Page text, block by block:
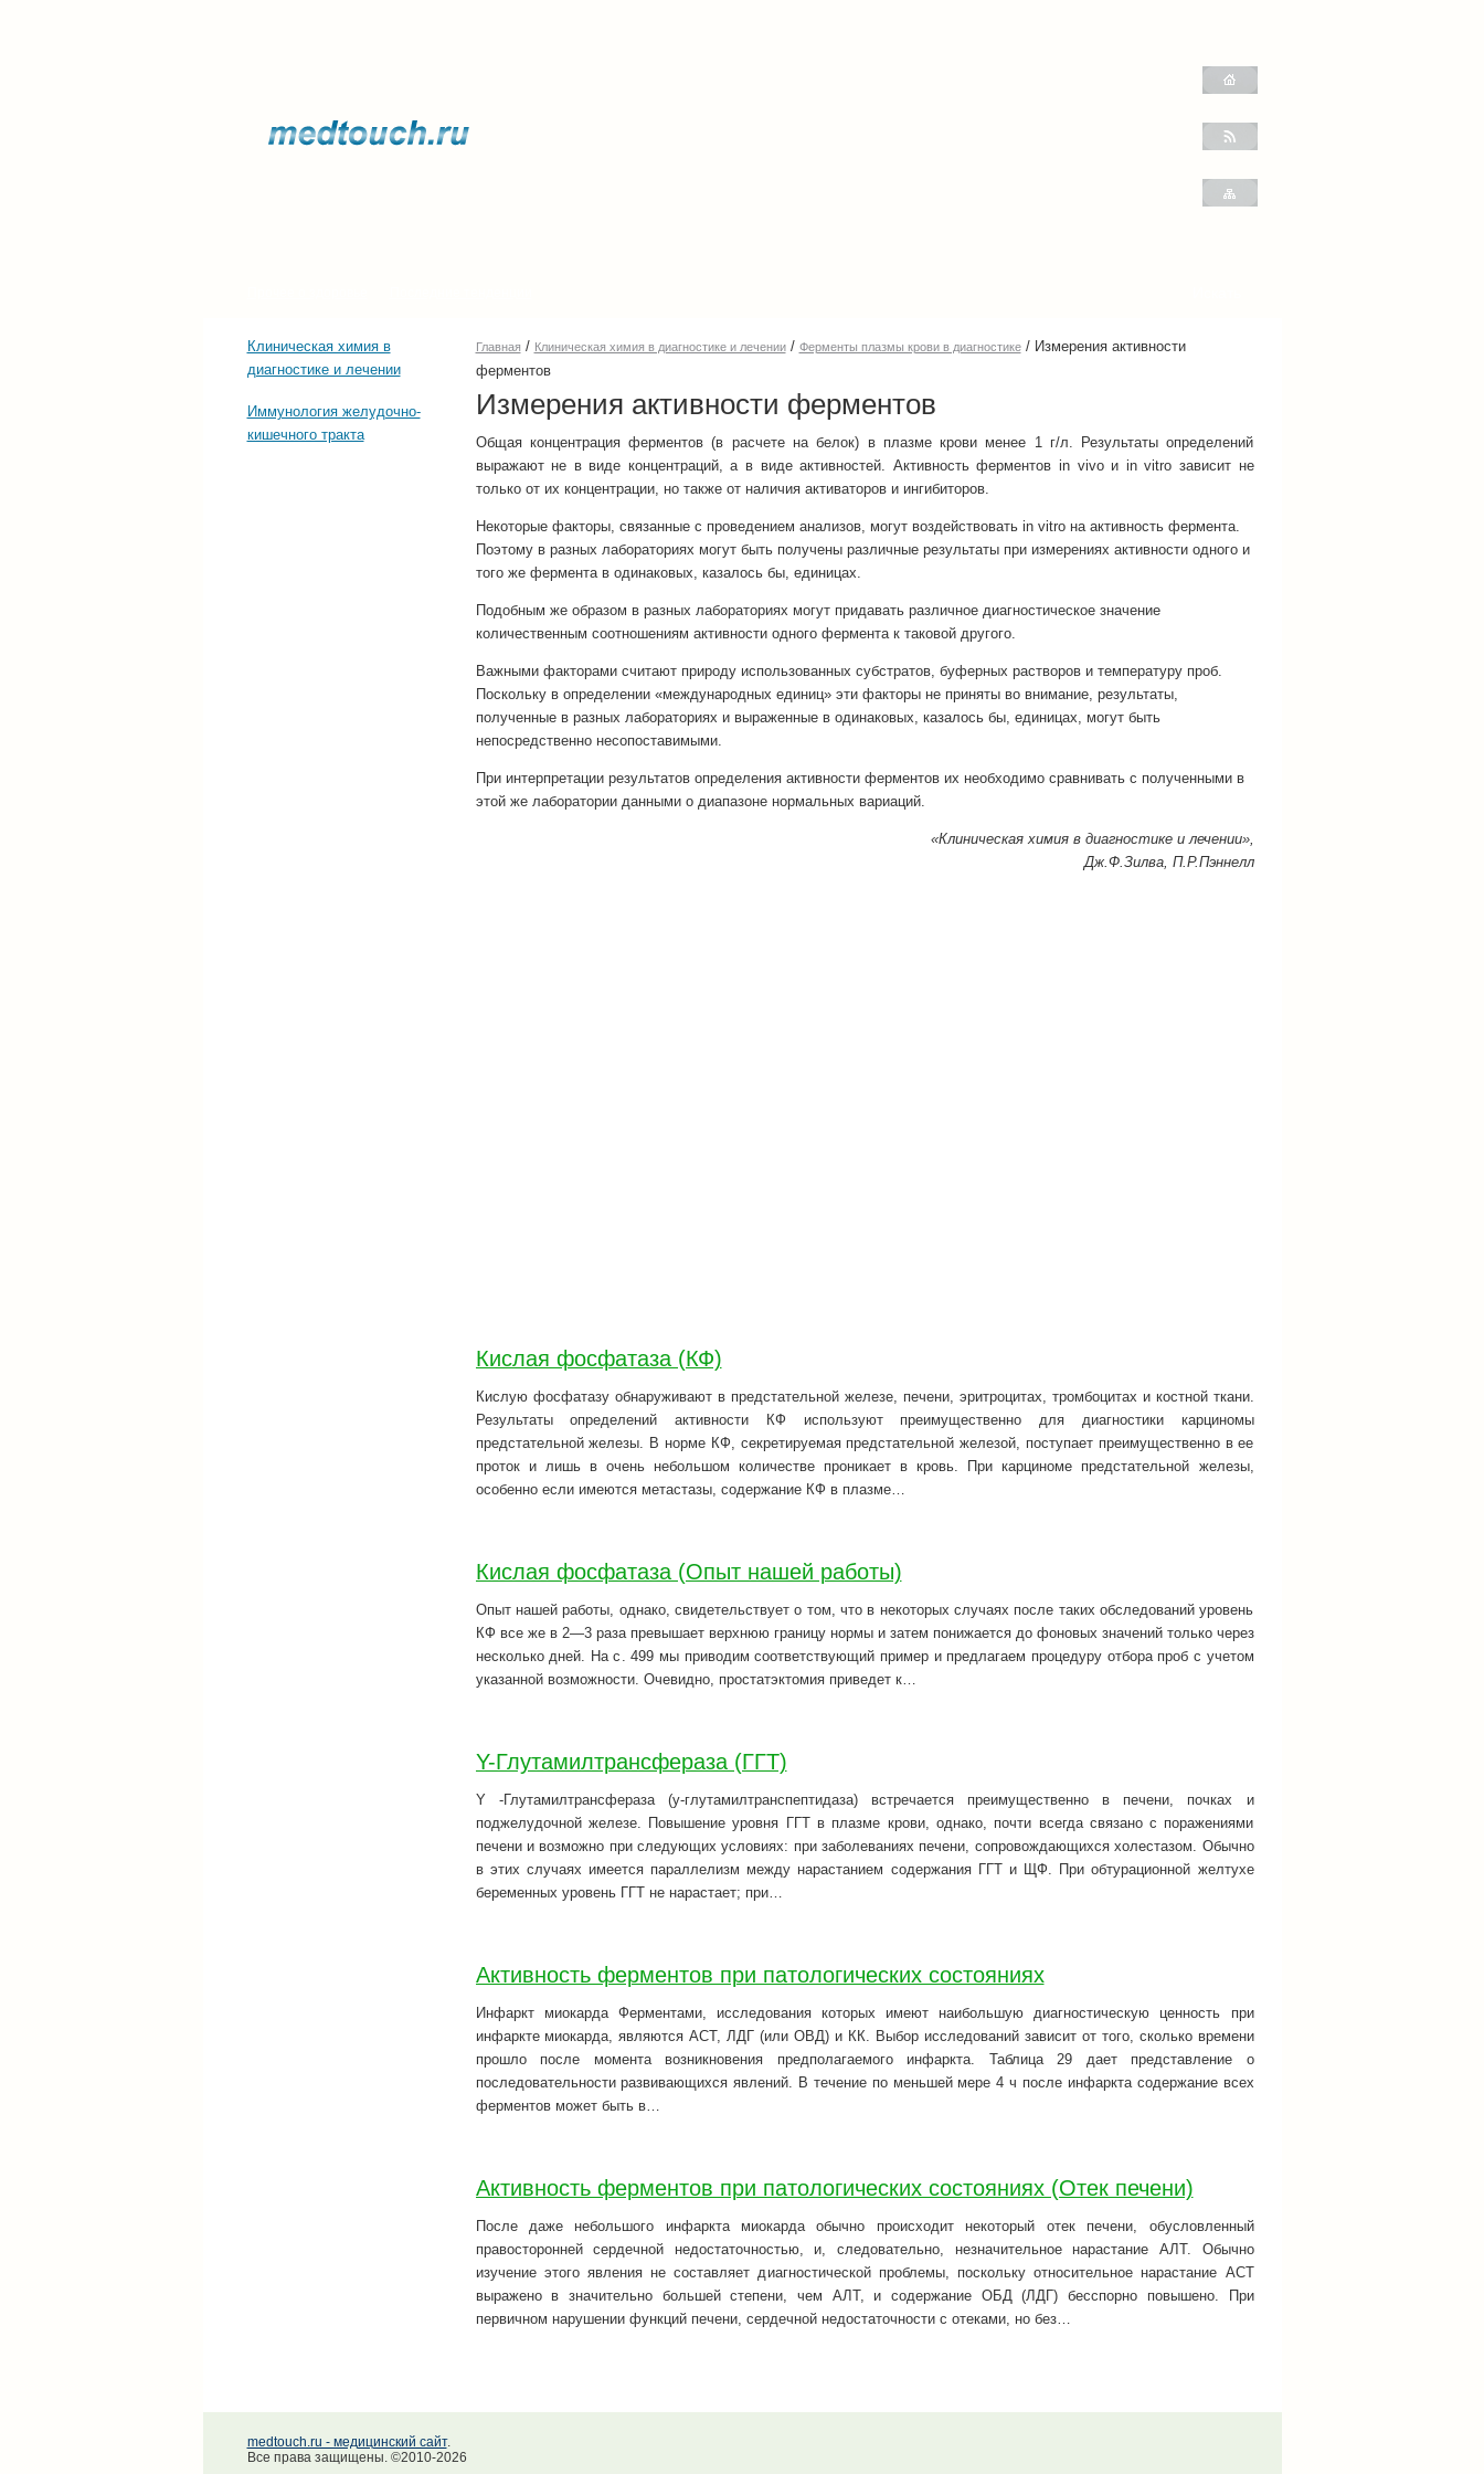
Клиническая химия в
диагностике и лечении
Иммунология желудочно-
кишечного тракта
Главная / Клиническая химия в диагностике и лечении/ Ферменты плазмы крови в диагностике/ Измерения активности
ферментов
Измерения активности ферментов
Общая концентрация ферментов (в расчете на белок) в плазме крови менее 1 г/л. Результаты определений
выражают не в виде концентраций, а в виде активностей. Активность ферментов in vivo и in vitro зависит не
только от их концентрации, но также от наличия активаторов и ингибиторов.
Некоторые факторы, связанные с проведением анализов, могут воздействовать in vitro на активность фермента.
Поэтому в разных лабораториях могут быть получены различные результаты при измерениях активности одного и
того же фермента в одинаковых, казалось бы, единицах.
Подобным же образом в разных лабораториях могут придавать различное диагностическое значение
количественным соотношениям активности одного фермента к таковой другого.
Важными факторами считают природу использованных субстратов, буферных растворов и температуру проб.
Поскольку в определении «международных единиц» эти факторы не приняты во внимание, результаты,
полученные в разных лабораториях и выраженные в одинаковых, казалось бы, единицах, могут быть
непосредственно несопоставимыми.
При интерпретации результатов определения активности ферментов их необходимо сравнивать с полученными в
этой же лаборатории данными о диапазоне нормальных вариаций.
«Клиническая химия в диагностике и лечении»,
Дж.Ф.Зилва, П.Р.Пэннелл
Кислая фосфатаза (КФ)
Кислую фосфатазу обнаруживают в предстательной железе, печени, эритроцитах, тромбоцитах и костной ткани.
Результаты определений активности КФ используют преимущественно для диагностики карциномы
предстательной железы. В норме КФ, секретируемая предстательной железой, поступает преимущественно в ее
проток и лишь в очень небольшом количестве проникает в кровь. При карциноме предстательной железы,
особенно если имеются метастазы, содержание КФ в плазме…
Кислая фосфатаза (Опыт нашей работы)
Опыт нашей работы, однако, свидетельствует о том, что в некоторых случаях после таких обследований уровень
КФ все же в 2—3 раза превышает верхнюю границу нормы и затем понижается до фоновых значений только через
несколько дней. На с. 499 мы приводим соответствующий пример и предлагаем процедуру отбора проб с учетом
указанной возможности. Очевидно, простатэктомия приведет к…
Y-Глутамилтрансфераза (ГГТ)
Y -Глутамилтрансфераза (у-глутамилтранспептидаза) встречается преимущественно в печени, почках и
поджелудочной железе. Повышение уровня ГГТ в плазме крови, однако, почти всегда связано с поражениями
печени и возможно при следующих условиях: при заболеваниях печени, сопровождающихся холестазом. Обычно
в этих случаях имеется параллелизм между нарастанием содержания ГГТ и ЩФ. При обтурационной желтухе
беременных уровень ГГТ не нарастает; при…
Активность ферментов при патологических состояниях
Инфаркт миокарда Ферментами, исследования которых имеют наибольшую диагностическую ценность при
инфаркте миокарда, являются ACT, ЛДГ (или ОВД) и КК. Выбор исследований зависит от того, сколько времени
прошло после момента возникновения предполагаемого инфаркта. Таблица 29 дает представление о
последовательности развивающихся явлений. В течение по меньшей мере 4 ч после инфаркта содержание всех
ферментов может быть в…
Активность ферментов при патологических состояниях (Отек печени)
После даже небольшого инфаркта миокарда обычно происходит некоторый отек печени, обусловленный
правосторонней сердечной недостаточностью, и, следовательно, незначительное нарастание АЛТ. Обычно
изучение этого явления не составляет диагностической проблемы, поскольку относительное нарастание ACT
выражено в значительно большей степени, чем АЛТ, и содержание ОБД (ЛДГ) бесспорно повышено. При
первичном нарушении функций печени, сердечной недостаточности с отеками, но без…
medtouch.ru - медицинский сайт.
Все права защищены. ©2010-2026